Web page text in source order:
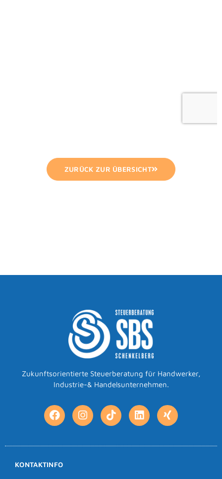
ZURÜCK ZUR ÜBERSICHT
Zukunftsorientierte Steuerberatung für Handwerker,
Industrie-& Handelsunternehmen.
KONTAKTINFO